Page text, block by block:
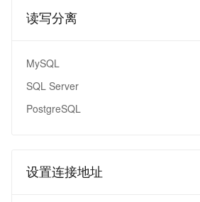
读写分离
MySQL
SQL Server
PostgreSQL
设置连接地址